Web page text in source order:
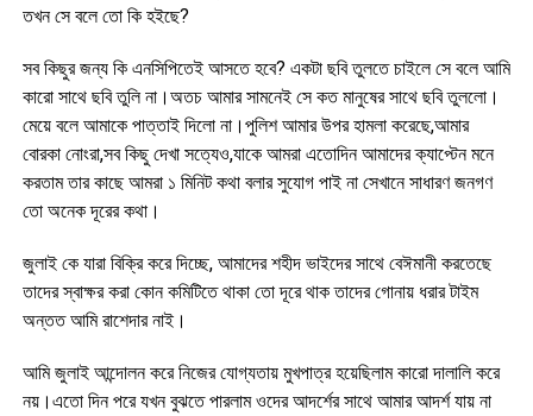
তখন সে বলে তো কি হইছে?
সব কিছুর জন্য কি এনসিপিতেই আসতে হবে? একটা ছবি তুলতে চাইলে সে বলে আমি
কারো সাথে ছবি তুলি না।অতচ আমার সামনেই সে কত মানুষের সাথে ছবি তুললো।
মেয়ে বলে আমাকে পাত্তাই দিলো না।পুলিশ আমার উপর হামলা করেছে,আমার
বোরকা নোংরা,সব কিছু দেখা সত্যেও,যাকে আমরা এতোদিন আমাদের ক্যাপ্টেন মনে
করতাম তার কাছে আমরা ১ মিনিট কথা বলার সুযোগ পাই না সেখানে সাধারণ জনগণ
তো অনেক দূরের কথা।
জুলাই কে যারা বিক্রি করে দিচ্ছে, আমাদের শহীদ ভাইদের সাথে বেঈমানী করতেছে
তাদের স্বাক্ষর করা কোন কমিটিতে থাকা তো দূরে থাক তাদের গোনায় ধরার টাইম
অন্তত আমি রাশেদার নাই।
আমি জুলাই আন্দোলন করে নিজের যোগ্যতায় মুখপাত্র হয়েছিলাম কারো দালালি করে
নয়।এতো দিন পরে যখন বুঝতে পারলাম ওদের আদর্শের সাথে আমার আদর্শ যায় না